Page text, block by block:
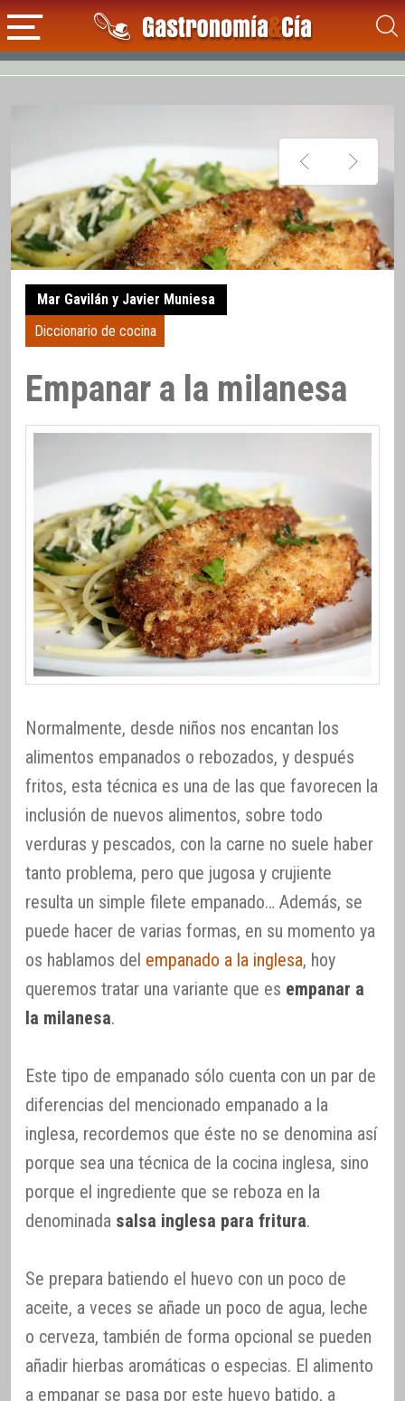
Mar Gavilán y Javier Muniesa
Diccionario de cocina
Empanar a la milanesa
Normalmente, desde niños nos encantan los
alimentos empanados o rebozados, y después
fritos, esta técnica es una de las que favorecen la
inclusión de nuevos alimentos, sobre todo
verduras y pescados, con la carne no suele haber
tanto problema, pero que jugosa y crujiente
resulta un simple filete empanado… Además, se
puede hacer de varias formas, en su momento ya
os hablamos del empanado a la inglesa, hoy
queremos tratar una variante que es empanar a
la milanesa.
Este tipo de empanado sólo cuenta con un par de
diferencias del mencionado empanado a la
inglesa, recordemos que éste no se denomina así
porque sea una técnica de la cocina inglesa, sino
porque el ingrediente que se reboza en la
denominada salsa inglesa para fritura.
Se prepara batiendo el huevo con un poco de
aceite, a veces se añade un poco de agua, leche
o cerveza, también de forma opcional se pueden
añadir hierbas aromáticas o especias. El alimento
a empanar se pasa por este huevo batido, a